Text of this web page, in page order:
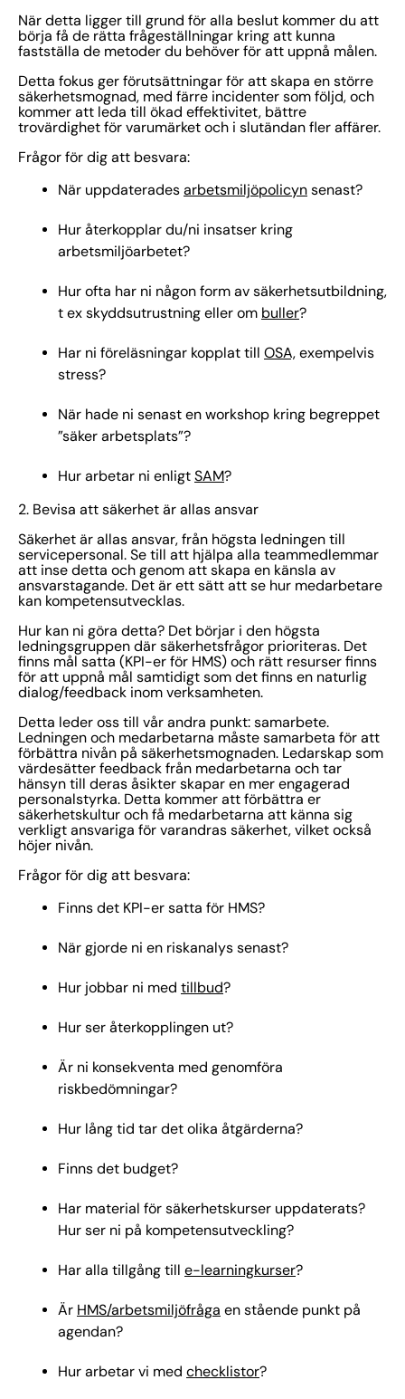
När detta ligger till grund för alla beslut kommer du att
börja få de rätta frågeställningar kring att kunna
fastställa de metoder du behöver för att uppnå målen.
Detta fokus ger förutsättningar för att skapa en större
säkerhetsmognad, med färre incidenter som följd, och
kommer att leda till ökad effektivitet, bättre
trovärdighet för varumärket och i slutändan fler affärer.
Frågor för dig att besvara:
När uppdaterades arbetsmiljöpolicyn senast?
Hur återkopplar du/ni insatser kring
arbetsmiljöarbetet?
Hur ofta har ni någon form av säkerhetsutbildning,
t ex skyddsutrustning eller om buller?
Har ni föreläsningar kopplat till OSA, exempelvis
stress?
När hade ni senast en workshop kring begreppet
”säker arbetsplats”?
Hur arbetar ni enligt SAM?
2. Bevisa att säkerhet är allas ansvar
Säkerhet är allas ansvar, från högsta ledningen till
servicepersonal. Se till att hjälpa alla teammedlemmar
att inse detta och genom att skapa en känsla av
ansvarstagande. Det är ett sätt att se hur medarbetare
kan kompetensutvecklas.
Hur kan ni göra detta? Det börjar i den högsta
ledningsgruppen där säkerhetsfrågor prioriteras. Det
finns mål satta (KPI-er för HMS) och rätt resurser finns
för att uppnå mål samtidigt som det finns en naturlig
dialog/feedback inom verksamheten.
Detta leder oss till vår andra punkt: samarbete.
Ledningen och medarbetarna måste samarbeta för att
förbättra nivån på säkerhetsmognaden. Ledarskap som
värdesätter feedback från medarbetarna och tar
hänsyn till deras åsikter skapar en mer engagerad
personalstyrka. Detta kommer att förbättra er
säkerhetskultur och få medarbetarna att känna sig
verkligt ansvariga för varandras säkerhet, vilket också
höjer nivån.
Frågor för dig att besvara:
Finns det KPI-er satta för HMS?
När gjorde ni en riskanalys senast?
Hur jobbar ni med tillbud?
Hur ser återkopplingen ut?
Är ni konsekventa med genomföra
riskbedömningar?
Hur lång tid tar det olika åtgärderna?
Finns det budget?
Har material för säkerhetskurser uppdaterats?
Hur ser ni på kompetensutveckling?
Har alla tillgång till e-learningkurser?
Är HMS/arbetsmiljöfråga en stående punkt på
agendan?
Hur arbetar vi med checklistor?